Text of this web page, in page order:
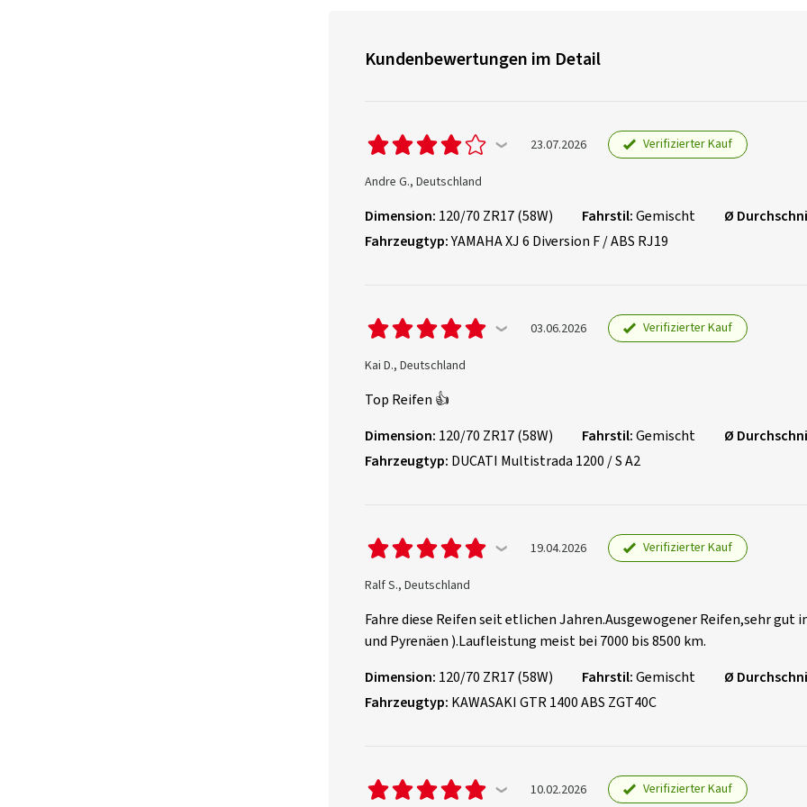
Kundenbewertungen im Detail
23.07.2026 Verifizierter Kauf
Andre G., Deutschland
Dimension: 120/70 ZR17 (58W) Fahrstil:Gemischt
Ø
Fahrzeugtyp:YAMAHA XJ 6 Diversion F / ABS RJ19
03.06.2026 Verifizierter Kauf
Kai D., Deutschland
Top Reifen 👍
Dimension: 120/70 ZR17 (58W) Fahrstil:Gemischt
Ø
Fahrzeugtyp: DUCATI Multistrada 1200 / S A2
19.04.2026 Verifizierter Kauf
Ralf S., Deutschland
Fahre diese Reifen seit etlichen Jahren.Ausgewogener Reifen,sehr
und Pyrenäen ).Laufleistung meist bei 7000 bis 8500 km.
Dimension: 120/70 ZR17 (58W) Fahrstil:Gemischt
Ø
Fahrzeugtyp: KAWASAKI GTR 1400 ABS ZGT40C
10.02.2026 Verifizierter Kauf